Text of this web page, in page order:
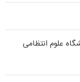
ﻋﻠﻮم انتظامی